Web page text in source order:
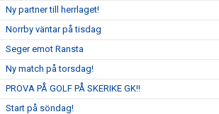
Ny partner till herrlaget!
Norrby väntar på tisdag
Seger emot Ransta
Ny match på torsdag!
PROVA PÅ GOLF PÅ SKERIKE GK!!
Start på söndag!